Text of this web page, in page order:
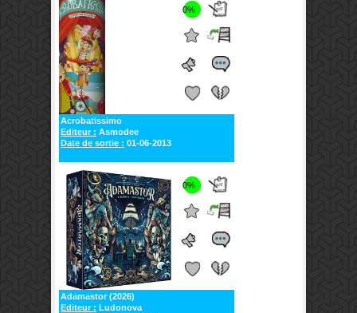
0%
Acrobatissimo
Editeur : Asmodee
Date de sortie : 01-06-2013
0%
Adamastor (2026)
Editeur : Ludonova